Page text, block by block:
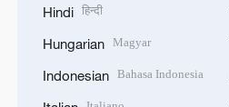
Hindi हिन्दी
Hungarian Magyar
Indonesian Bahasa Indonesia